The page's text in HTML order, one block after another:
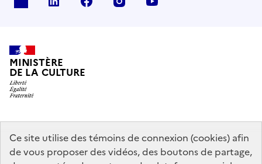
Ce site utilise des témoins de connexion (cookies) afin
de vous proposer des vidéos, des boutons de partage,
MINISTÈRE
DE LA CULTURE
data.gouv.fr legifrance.gouv.fr
info.gouv.fr
service-public.gouv.fr